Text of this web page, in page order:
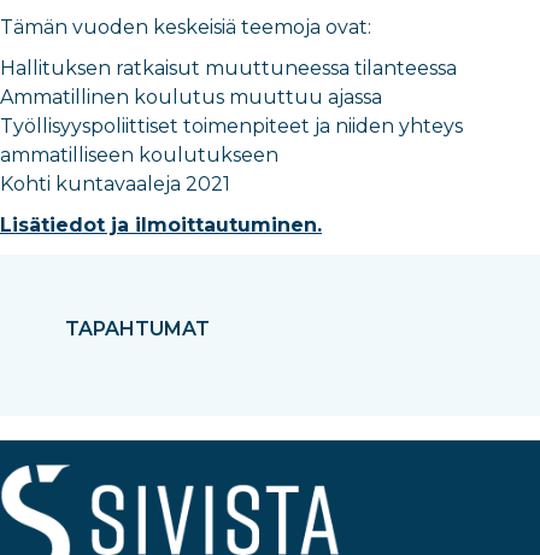
TAPAHTUMAT
Tämän vuoden keskeisiä teemoja ovat:
Hallituksen ratkaisut muuttuneessa tilanteessa
Ammatillinen koulutus muuttuu ajassa
Työllisyyspoliittiset toimenpiteet ja niiden yhteys
ammatilliseen koulutukseen
Kohti kuntavaaleja 2021
Lisätiedot ja ilmoittautuminen.